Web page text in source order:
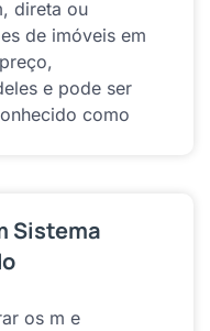
direta ou
de imóveis em
e pode ser
como
Sistema
os m e